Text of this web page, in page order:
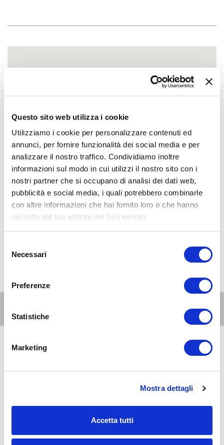
Questo sito web utilizza i cookie
Utilizziamo i cookie per personalizzare contenuti ed
annunci, per fornire funzionalità dei social media e per
analizzare il nostro traffico. Condividiamo inoltre
informazioni sul modo in cui utilizzi il nostro sito con i
nostri partner che si occupano di analisi dei dati web,
pubblicità e social media, i quali potrebbero combinarle
con altre informazioni che hai fornito loro o che hanno
raccolto dal tuo utilizzo dei loro servizi.
delNecessari
Preferenze
Statistiche
Marketing
Mostra dettagli
Accetta tutti
Altri eventi per questa età
8
Milano Est
Al David Lloyd Malaspina: le piscine all'aperto
6-10
09:00-20:00
Milano Est